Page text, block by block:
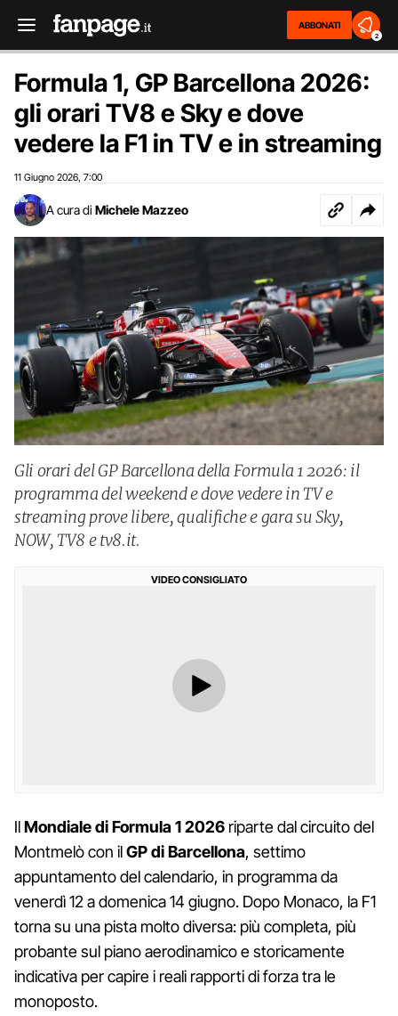
ABBONATI
2
Formula 1, GP Barcellona 2026:
gli orari TV8 e Sky e dove
vedere la F1 in TV e in streaming
11 Giugno 2026 7:00
A cura di Michele Mazzeo
Gli orari del GP Barcellona della Formula 1 2026: il
programma del weekend e dove vedere in TV e
streaming prove libere, qualifiche e gara su Sky,
NOW, TV8 e tv8.it.
VIDEO CONSIGLIATO
IlMondiale di Formula 1 2026 riparte dal circuito del
Montmelò con ilGP di Barcellona, settimo
appuntamento del calendario, in programma da
venerdì 12 a domenica 14 giugno. Dopo Monaco, la F1
torna su una pista molto diversa: più completa, più
probante sul piano aerodinamico e storicamente
indicativa per capire i reali rapporti di forza tra le
monoposto.